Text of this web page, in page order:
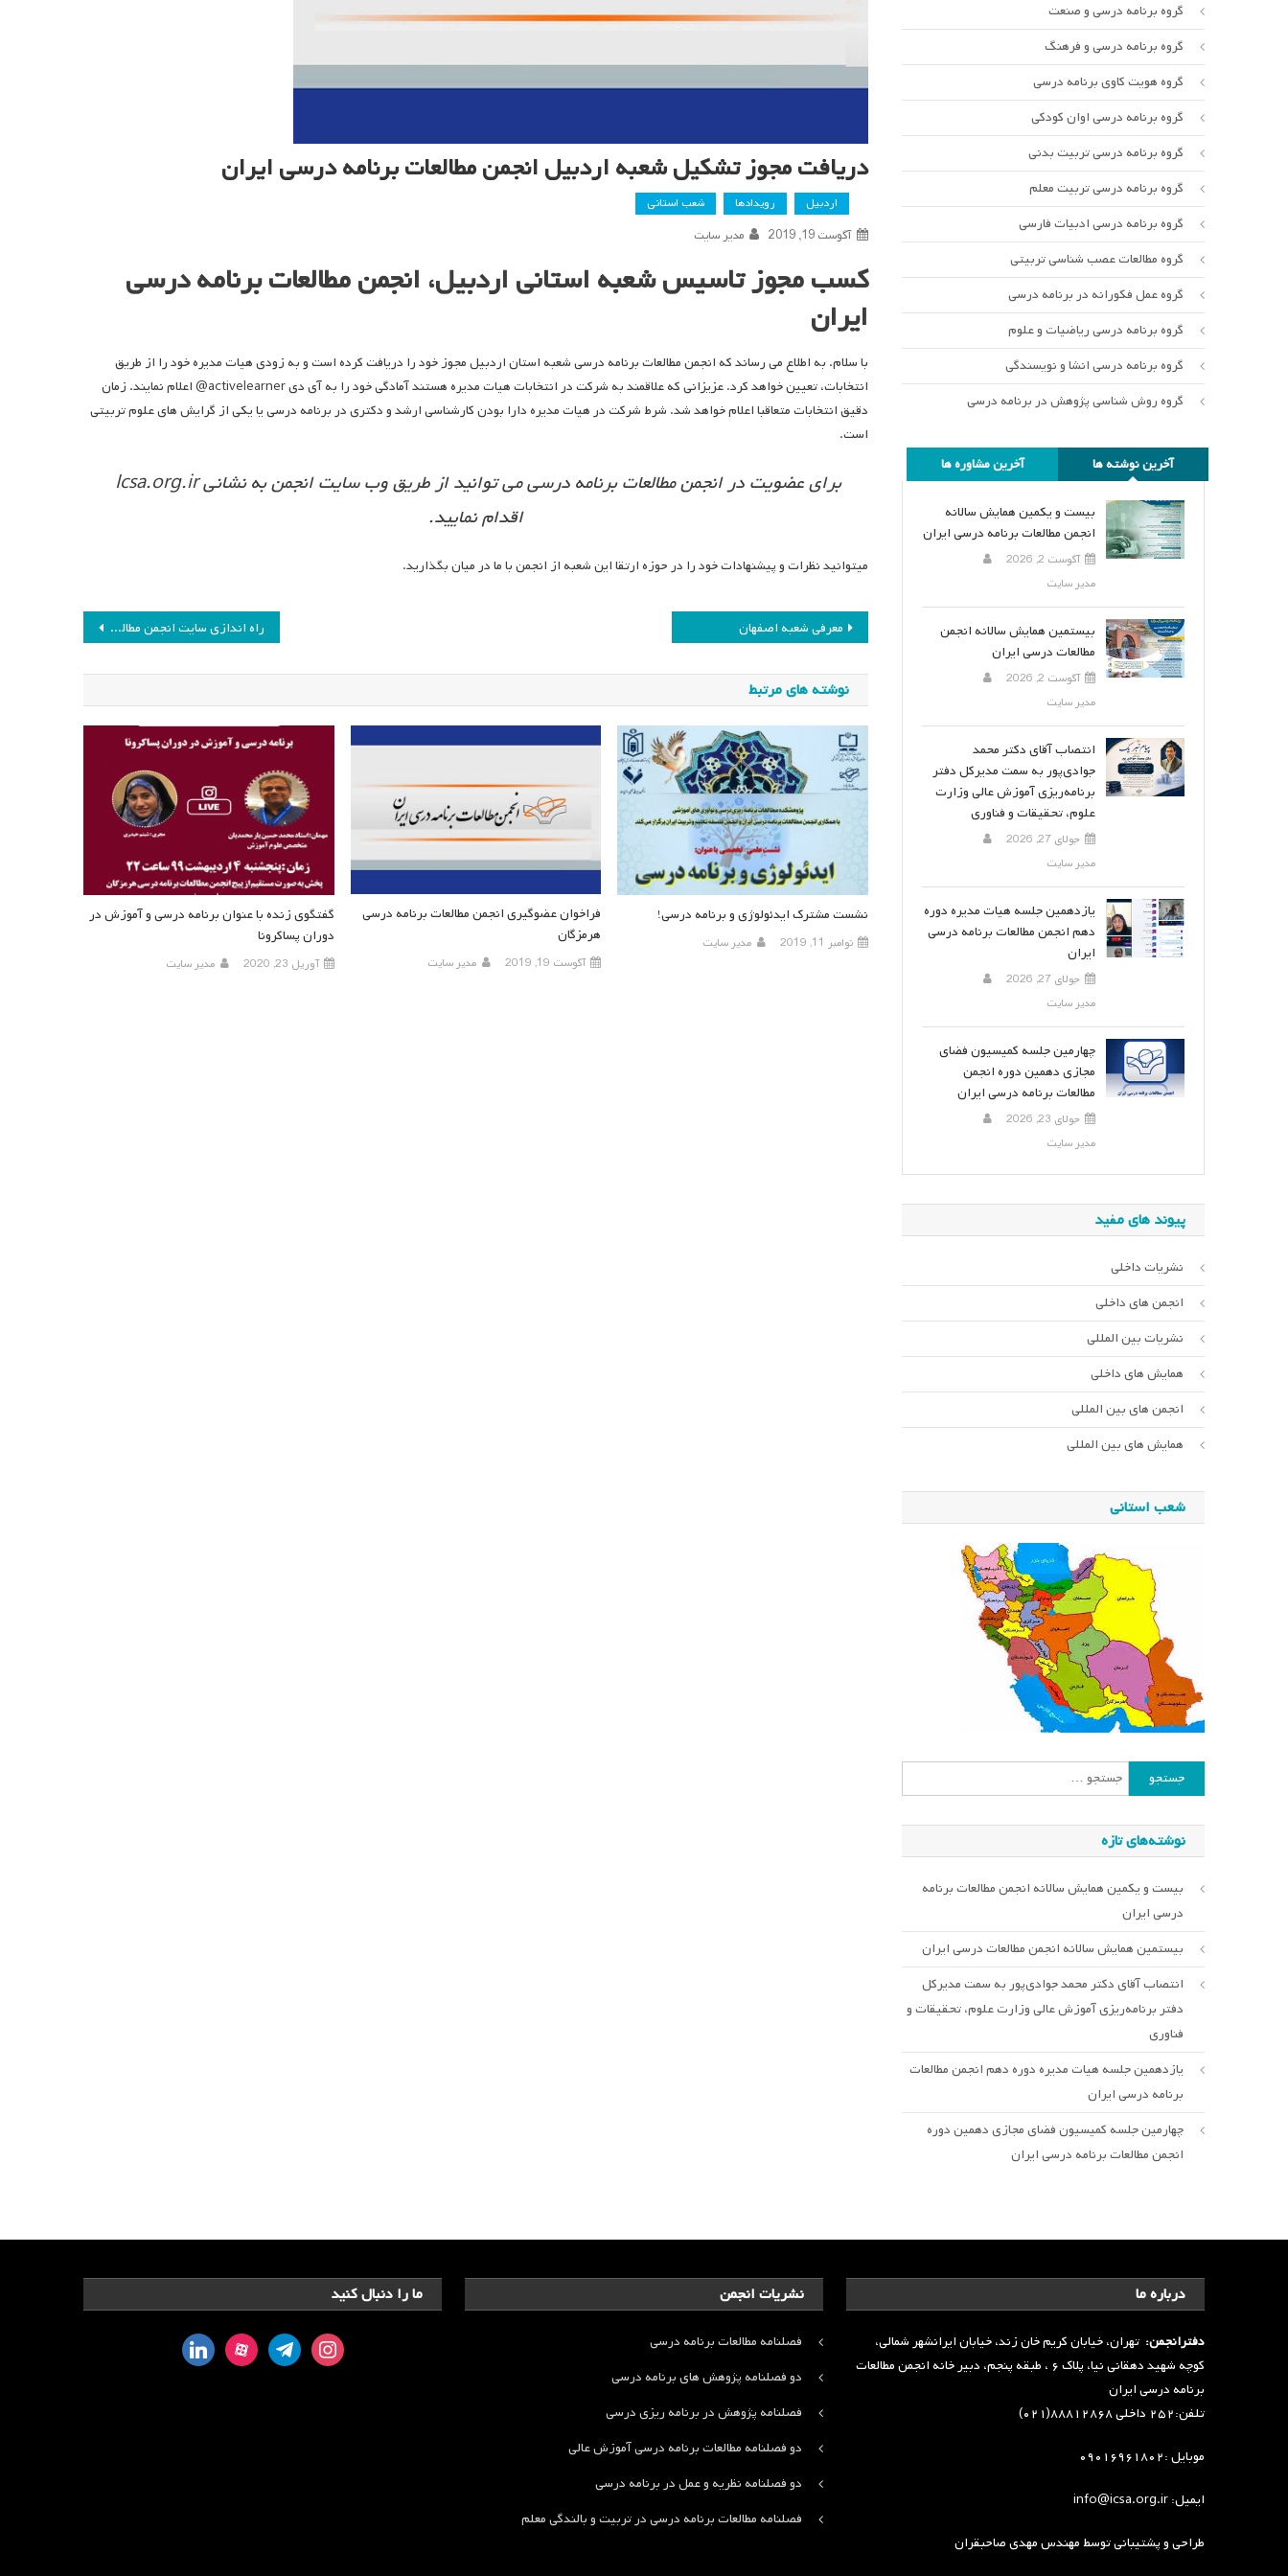
دریافت مجوز تشکیل شعبه اردبیل انجمن مطالعات برنامه درسی ایران
اردبیل رویدادها شعب استانی
آگوست 19, 2019 مدیر سایت
کسب مجوز تاسیس شعبه استانی اردبیل، انجمن مطالعات برنامه درسی
ایران
با سلام. به اطلاع می رساند که انجمن مطالعات برنامه درسی شعبه استان اردبیل مجوز خود را دریافت کرده است و به زودی هیات مدیره خود را از طریق
انتخابات، تعیین خواهد کرد. عزیزانی که علاقمند به شرکت در انتخابات هیات مدیره هستند آمادگی خود را به آی دی activelearner@ اعلام نمایند. زمان
دقیق انتخابات متعاقبا اعلام خواهد شد. شرط شرکت در هیات مدیره دارا بودن کارشناسی ارشد و دکتری در برنامه درسی یا یکی از گرایش های علوم تربیتی
است.
اقدام نمایید.
میتوانید نظرات و پیشنهادات خود را در حوزه ارتقا این شعبه از انجمن با ما در میان بگذارید.
راهبری
نوشته
راه اندازی سایت انجمن مطالعات برنامه درسی استان هرمزگان معرفی شعبه اصفهان
نوشته های مرتبط
گفتگوی زنده با عنوان برنامه درسی و آموزش در
دوران پساکرونا
آوریل 23, 2020 مدیر سایت
فراخوان عضوگیری انجمن مطالعات برنامه درسی
هرمزگان
آگوست 19, 2019 مدیر سایت
نشست مشترک ایدئولوژی و برنامه درسی!
نوامبر 11, 2019 مدیر سایت
گروه برنامه درسی و صنعت
گروه برنامه درسی و فرهنگ
گروه هویت کاوی برنامه درسی
گروه برنامه درسی اوان کودکی
گروه برنامه درسی تربیت بدنی
گروه برنامه درسی تربیت معلم
گروه برنامه درسی ادبیات فارسی
گروه مطالعات عصب شناسی تربیتی
گروه عمل فکورانه در برنامه درسی
گروه برنامه درسی ریاضیات و علوم
گروه برنامه درسی انشا و نویسندگی
گروه روش شناسی پژوهش در برنامه درسی
آخرین نوشته ها آخرین مشاوره ها
بیست و یکمین همایش سالانه
انجمن مطالعات برنامه درسی ایران
آگوست 2, 2026
مدیر سایت
بیستمین همایش سالانه انجمن
مطالعات درسی ایران
آگوست 2, 2026
مدیر سایت
انتصاب آقای دکتر محمد
جوادی‌پور به سمت مدیرکل دفتر
برنامه‌ریزی آموزش عالی وزارت
علوم، تحقیقات و فناوری
جولای 27, 2026
مدیر سایت
یازدهمین جلسه هیات مدیره دوره
دهم انجمن مطالعات برنامه درسی
ایران
جولای 27, 2026
مدیر سایت
چهارمین جلسه کمیسیون فضای
مجازی دهمین دوره انجمن
مطالعات برنامه درسی ایران
جولای 23, 2026
مدیر سایت
پیوند های مفید
نشریات داخلی
انجمن های داخلی
نشریات بین المللی
همایش های داخلی
انجمن های بین المللی
همایش های بین المللی
شعب استانی
جستجو
برای:
نوشته‌های تازه
بیست و یکمین همایش سالانه انجمن مطالعات برنامه
درسی ایران
بیستمین همایش سالانه انجمن مطالعات درسی ایران
انتصاب آقای دکتر محمد جوادی‌پور به سمت مدیرکل
دفتر برنامه‌ریزی آموزش عالی وزارت علوم، تحقیقات و
فناوری
یازدهمین جلسه هیات مدیره دوره دهم انجمن مطالعات
برنامه درسی ایران
چهارمین جلسه کمیسیون فضای مجازی دهمین دوره
انجمن مطالعات برنامه درسی ایران
ما را دنبال کنید
instagram
telegram
aparat
linkedin
نشریات انجمن
فصلنامه مطالعات برنامه درسی
دو فصلنامه پژوهش های برنامه درسی
فصلنامه پژوهش در برنامه ریزی درسی
دو فصلنامه مطالعات برنامه درسی آموزش عالی
دو فصلنامه نظریه و عمل در برنامه درسی
فصلنامه مطالعات برنامه درسی در تربیت و بالندگی معلم
درباره ما
دفترانجمن: تهران، خیابان کریم خان زند، خیابان ایرانشهر شمالی،
کوچه شهید دهقانی نیا، پلاک ۶ ، طبقه پنجم، دبیر خانه انجمن مطالعات
برنامه درسی ایران
تلفن:۲۵۲ داخلی ۸۸۸۱۲۸۶۸(۰۲۱)
موبایل :۰۹۰۱۶۹۶۱۸۰۲
ایمیل: info@icsa.org.ir
طراحی و پشتیبانی توسطمهندس مهدی صاحبقران